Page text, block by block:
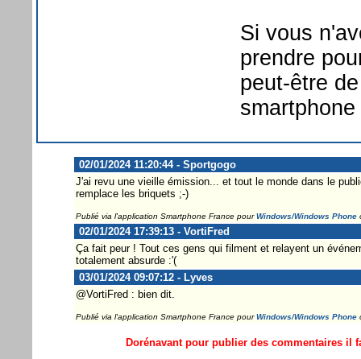
Si vous
prendre
peut-être
smartphone
02/01/2024 11:20:44 - Sportgogo
J'ai revu une vieille émission... et tout le monde dans le
remplace les briquets ;-)
Publié via l'application Smartphone France pourWindows/Windows Phone
02/01/2024 17:39:13 - VortiFred
Ça fait peur ! Tout ces gens qui filment et relayent un
totalement absurde :'(
03/01/2024 09:07:12 - Lyves
@VortiFred : bien dit.
Publié via l'application Smartphone France pourWindows/Windows Phone
Dorénavant pour publier des commentaires il